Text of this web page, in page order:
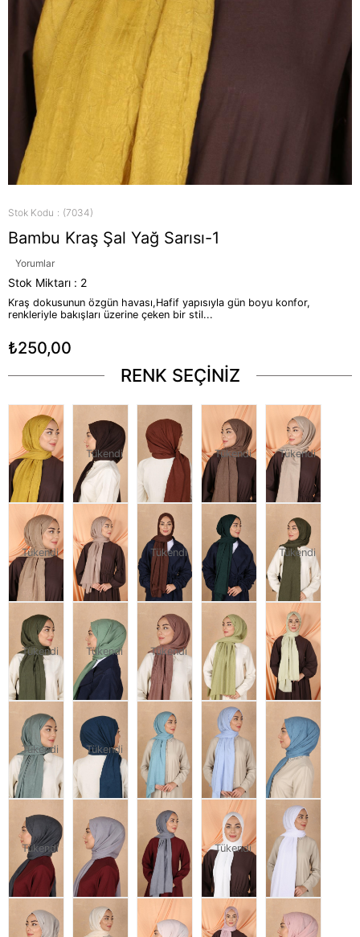
Stok Kodu (7034)
Bambu Kraş Şal Yağ Sarısı-1
Yorumlar
Stok Miktarı : 2
Kraş dokusunun özgün havası,Hafif yapısıyla gün boyu konfor,
renkleriyle bakışları üzerine çeken bir stil...
₺250,00
RENK SEÇİNİZ
Tükendi Tükendi Tükendi
Tükendi Tükendi Tükendi
Tükendi Tükendi Tükendi
Tükendi Tükendi
Tükendi Tükendi